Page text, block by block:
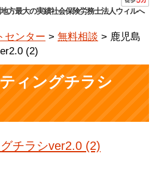
方最大の実績社会保険労務士法人ウィルへ
センター > 無料相談 > 鹿児島
(2)
ィングチラシ
チラシver2.0 (2)